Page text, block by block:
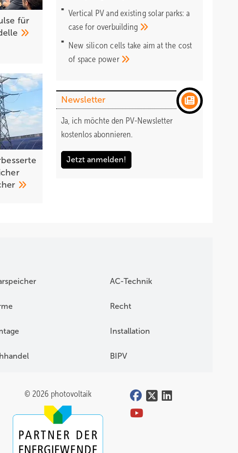
für
Vertical PV and existing solar parks: a
case for overbuilding
New silicon cells take aim at the cost
of space power
Newsletter
Ja, ich möchte den PV-Newsletter
kostenlos abonnieren.
Jetzt anmelden!
AC-Technik
Recht
Installation
BIPV
© 2026 photovoltaik